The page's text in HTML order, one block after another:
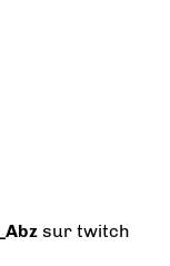
sur twitch